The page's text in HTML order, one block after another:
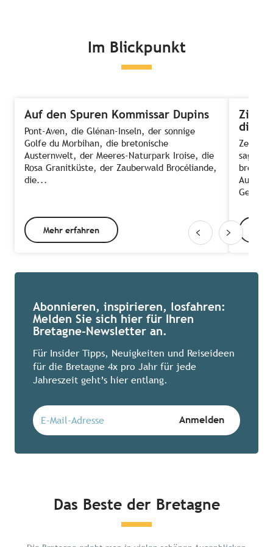
Im Blickpunkt
Auf den Spuren Kommissar Dupins
Pont-Aven, die Glénan-Inseln, der sonnige
Golfe du Morbihan, die bretonische
Austernwelt, der Meeres-Naturpark Iroise, die
Rosa Granitküste, der Zauberwald Brocéliande,
die...
Mehr erfahren
die
Zeit,
sagt
Gehen
Abonnieren, inspirieren, losfahren:
Melden Sie sich hier für Ihren
Bretagne-Newsletter an.
Für Insider Tipps, Neuigkeiten und Reiseideen
für die Bretagne 4x pro Jahr für jede
Jahreszeit geht’s hier entlang.
Das Beste der Bretagne
Chillen in der Bretagne